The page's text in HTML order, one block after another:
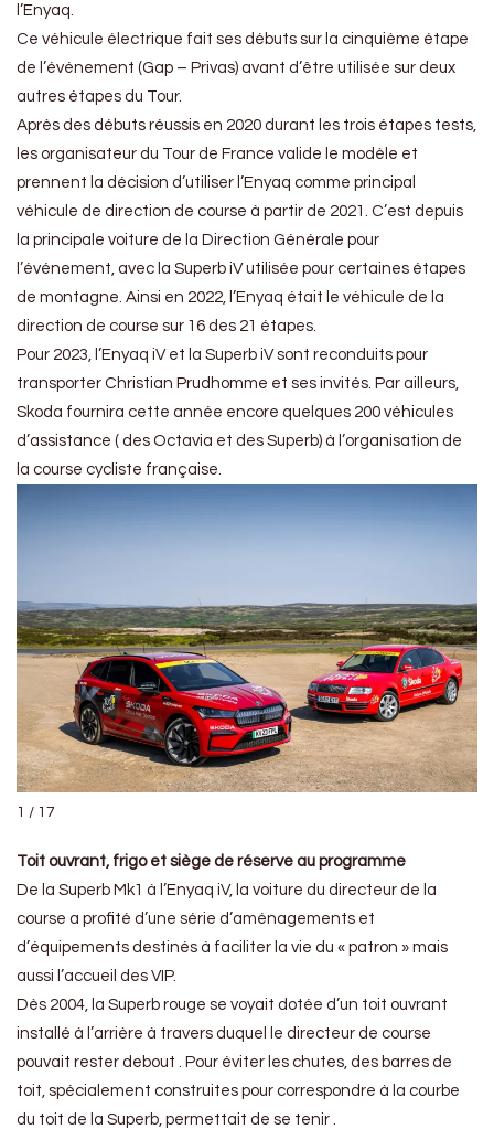
l’Enyaq.
Ce véhicule électrique fait ses débuts sur la cinquième étape
de l’événement (Gap – Privas) avant d’être utilisée sur deux
autres étapes du Tour.
Après des débuts réussis en 2020 durant les trois étapes tests,
les organisateur du Tour de France valide le modèle et
prennent la décision d’utiliser l’Enyaq comme principal
véhicule de direction de course à partir de 2021. C’est depuis
la principale voiture de la Direction Générale pour
l’événement, avec la Superb iV utilisée pour certaines étapes
de montagne. Ainsi en 2022, l’Enyaq était le véhicule de la
direction de course sur 16 des 21 étapes.
Pour 2023, l’Enyaq iV et la Superb iV sont reconduits pour
transporter Christian Prudhomme et ses invités. Par ailleurs,
Skoda fournira cette année encore quelques 200 véhicules
d’assistance ( des Octavia et des Superb) à l’organisation de
la course cycliste française.
1 / 17
Toit ouvrant, frigo et siège de réserve au programme
De la Superb Mk1 à l’Enyaq iV, la voiture du directeur de la
course a profité d’une série d’aménagements et
d’équipements destinés à faciliter la vie du « patron » mais
aussi l’accueil des VIP.
Dès 2004, la Superb rouge se voyait dotée d’un toit ouvrant
installé à l’arrière à travers duquel le directeur de course
pouvait rester debout . Pour éviter les chutes, des barres de
toit, spécialement construites pour correspondre à la courbe
du toit de la Superb, permettait de se tenir .